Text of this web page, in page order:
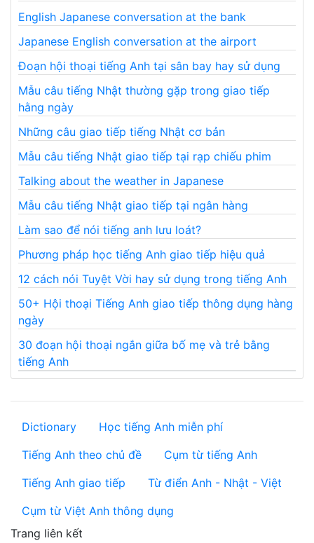
English Japanese conversation at the bank
Japanese English conversation at the airport
Đoạn hội thoại tiếng Anh tại sân bay hay sử dụng
Mẫu câu tiếng Nhật thường gặp trong giao tiếp
hằng ngày
Những câu giao tiếp tiếng Nhật cơ bản
Mẫu câu tiếng Nhật giao tiếp tại rạp chiếu phim
Talking about the weather in Japanese
Mẫu câu tiếng Nhật giao tiếp tại ngân hàng
Làm sao để nói tiếng anh lưu loát?
Phương pháp học tiếng Anh giao tiếp hiệu quả
12 cách nói Tuyệt Vời hay sử dụng trong tiếng Anh
50+ Hội thoại Tiếng Anh giao tiếp thông dụng hàng
ngày
30 đoạn hội thoại ngắn giữa bố mẹ và trẻ bằng
tiếng Anh
Dictionary
Học tiếng Anh miễn phí
Tiếng Anh theo chủ đề
Cụm từ tiếng Anh
Tiếng Anh giao tiếp
Từ điển Anh - Nhật - Việt
Cụm từ Việt Anh thông dụng
Trang liên kết